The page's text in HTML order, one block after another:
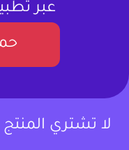
عبر
لا تشتري